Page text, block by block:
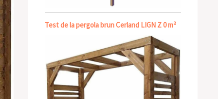
Test de la pergola brun Cerland LIGN Z 0 m²